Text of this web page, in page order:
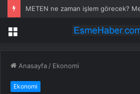
Menü
Anasayfa / Ekonomi
Ekonomi